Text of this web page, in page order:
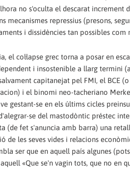
no s'oculta el descarat increment
repressius (presons,
i dissidències tan possibles com
el col·lapse grec torna a posar en
i insostenible a llarg termini
capitanejat pel FMI, el BCE
i el binomi neo-tacheriano
gestant-se en els últims cicles
se del mastodòntic préstec
(de fet s'anuncia amb barra) una
les seves vides i relacions
ser que en aquell país algunes
«Que se'n vagin tots, que no en